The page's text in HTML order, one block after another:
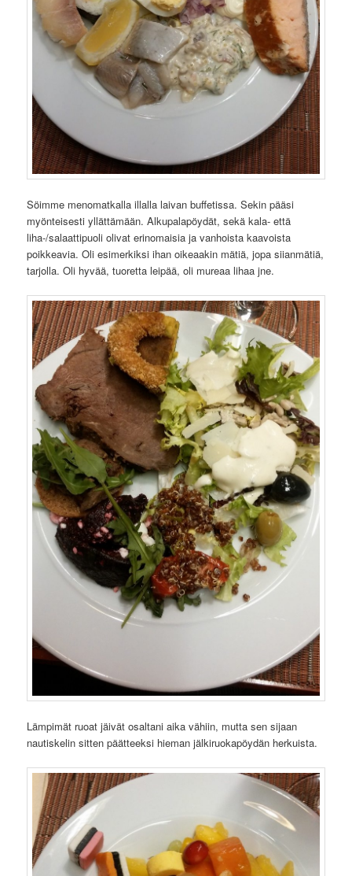
Söimme menomatkalla illalla laivan buffetissa. Sekin pääsi
myönteisesti yllättämään. Alkupalapöydät, sekä kala- että
liha-/salaattipuoli olivat erinomaisia ja vanhoista kaavoista
poikkeavia. Oli esimerkiksi ihan oikeaakin mätiä, jopa siianmätiä,
tarjolla. Oli hyvää, tuoretta leipää, oli mureaa lihaa jne.
Lämpimät ruoat jäivät osaltani aika vähiin, mutta sen sijaan
nautiskelin sitten päätteeksi hieman jälkiruokapöydän herkuista.